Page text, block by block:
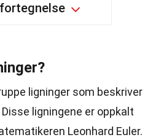
ligninger som beskriver
ligningene er oppkalt
Leonhard Euler.